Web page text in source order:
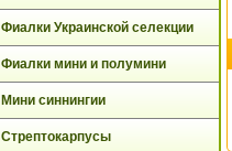
Фиалки Украинской селекции
Фиалки мини и полумини
Мини синнингии
Стрептокарпусы